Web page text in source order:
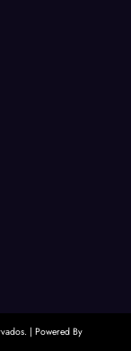
| Powered By